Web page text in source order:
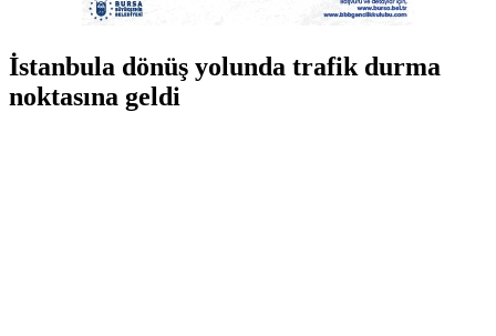
İstanbula dönüş yolunda trafik durma
noktasına geldi